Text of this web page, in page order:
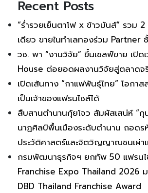
Recent Posts
“ร่ำรวยเย็นตาโฟ x ข้าวมันส์” รวม
เดียว ขายในทำเลทองร่วม Partner
วช. พา “งานวิจัย” ขึ้นเชลฟ์ขาย เปิด
House ต่อยอดผลงานวิจัยสู่ตลาดจ
เปิดเส้นทาง “กาแฟพันธุ์ไทย” โอกา
เป็นเจ้าของแฟรนไชส์ได้
สืบสานตำนานกุ้ยโจว สัมผัสเสน่ห์ “กุ
นาฏศิลป์พื้นเมืองระดับตำนาน ถอดร
ประวัติศาสตร์และจิตวิญญาณชนเผ่า
กรมพัฒนาธุรกิจฯ ยกทัพ 50 แฟรนไ
Franchise Expo Thailand 2026
DBD Thailand Franchise Award